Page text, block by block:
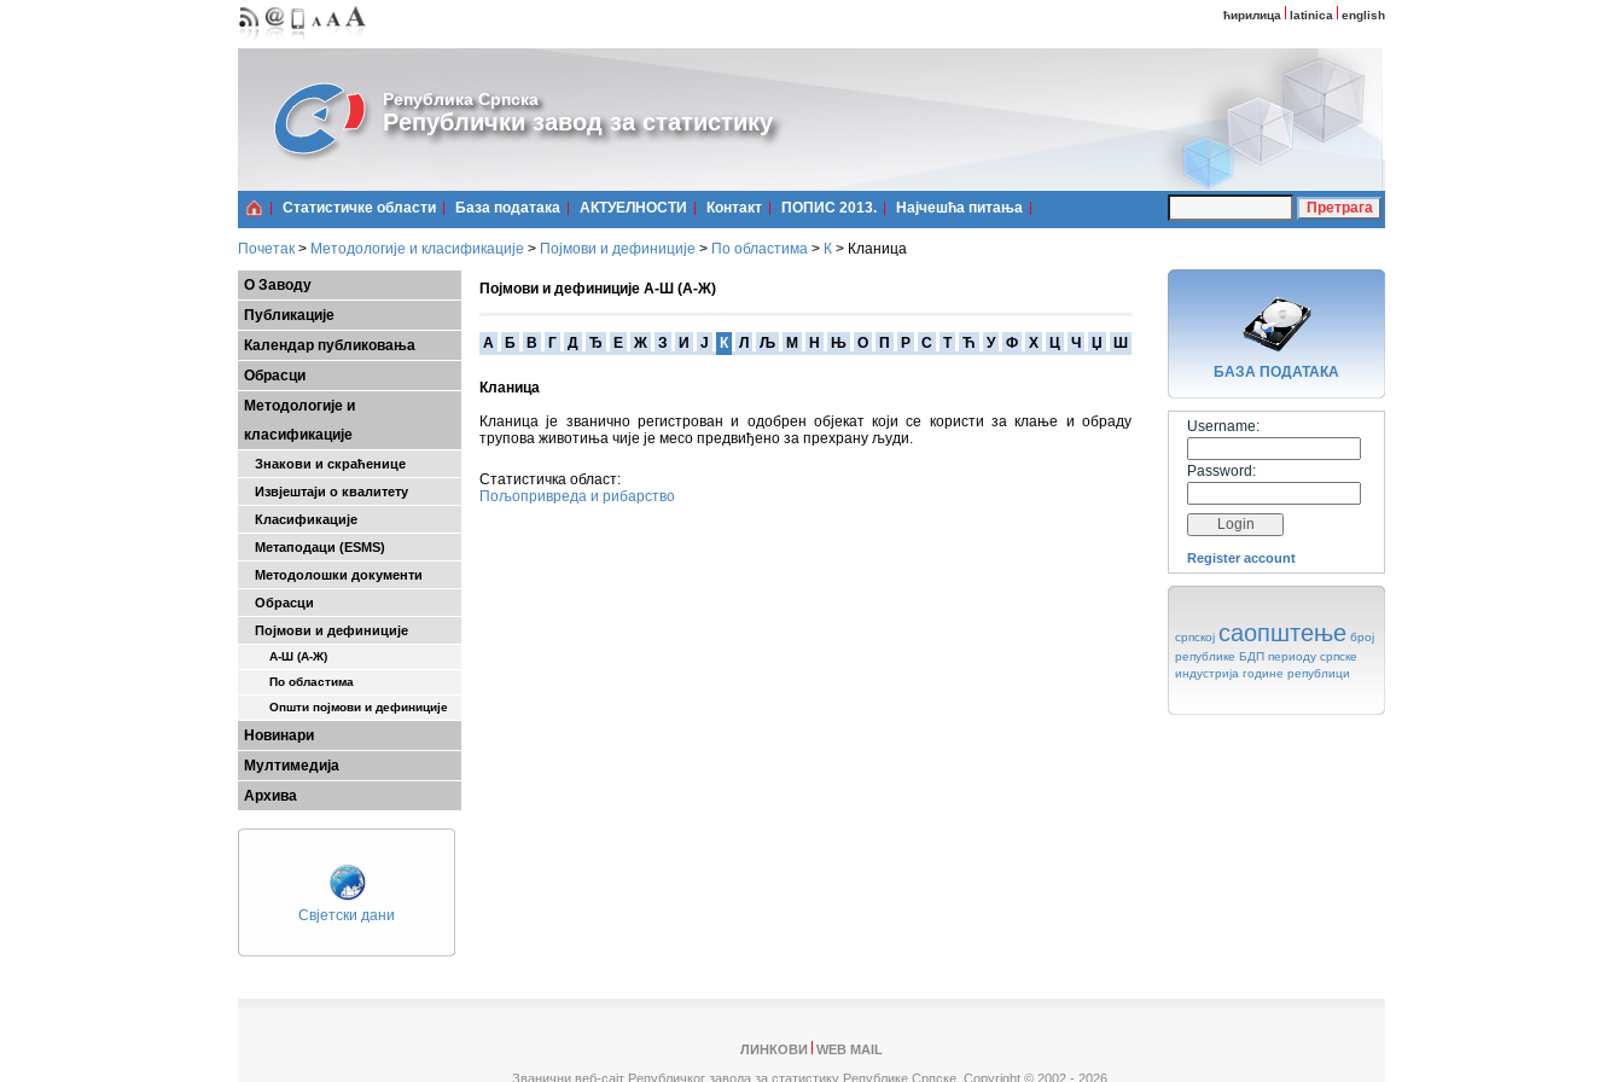
ћирилица latinica english
Република Српска
Републички завод за статистику
Статистичке области Базa података АКТУЕЛНОСТИ Контакт ПОПИС 2013. Најчешћa питања
Почетак > Методологије и класификације > Појмови и дефиниције > По областима > К > Кланица
О Заводу
Публикације
Календар публиковања
Обрасци
Методологије и
класификације
Знакови и скраћенице
Извјештаји о квалитету
Класификације
Метаподаци (ESMS)
Методолошки документи
Обрасци
Појмови и дефиниције
А-Ш (A-Ж)
По областима
Општи појмови и дефиниције
Новинари
Мултимедија
Архива
Свјетски дани
Појмови и дефиниције А-Ш (А-Ж)
A Б В Г Д Ђ Е Ж З И Ј К Л Љ М Н Њ О П Р С Т Ћ У Ф Х Ц Ч Џ Ш
Кланица
Кланица је званично регистрован и одобрен објекат који се користи за клање и обраду
трупова животиња чије је месо предвиђено за прехрану људи.
Статистичка област:
Пољопривреда и рибарство
БАЗA ПОДАТАКА
Username:
Password:
Register account
српској саопштење број
републике БДП периоду српске
индустрија године републици
ЛИНКОВИ
WEB MAIL
Званични веб-сајт Републичког завода за статистику Републике Српске, Copyright © 2002 - 2026.